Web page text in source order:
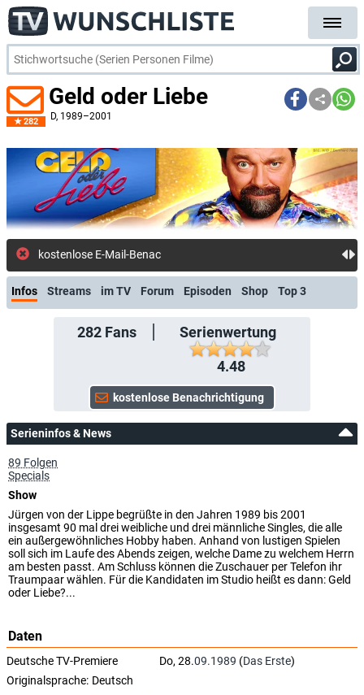
282
Geld oder Liebe
D, 1989–2001
kostenlose E-Mail-Benachrichtigung bei Streaming-
Infos Streams im TV Forum Episoden Shop Top 3
282Fans
Serienwertung
4.48
Serieninfos & News
89 Folgen
Specials
Show
Jürgen von der Lippe begrüßte in den Jahren 1989 bis 2001
insgesamt 90 mal drei weibliche und drei männliche Singles, die alle
ein außergewöhnliches Hobby haben. Anhand von lustigen Spielen
soll sich im Laufe des Abends zeigen, welche Dame zu welchem Herrn
am besten passt. Am Schluss können die Zuschauer per Telefon ihr
Traumpaar wählen. Für die Kandidaten im Studio heißt es dann: Geld
oder Liebe?...
Daten
Deutsche TV-Premiere Do, 28.09.1989 (Das Erste)
Originalsprache: Deutsch